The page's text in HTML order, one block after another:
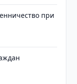
при